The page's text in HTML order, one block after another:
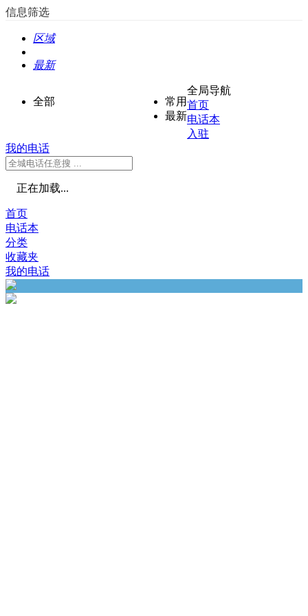
信息筛选
区域
最新
全部
常用
最新
全局导航
首页
电话本
入驻
我的电话
正在加载...
首页
电话本
分类
收藏夹
我的电话